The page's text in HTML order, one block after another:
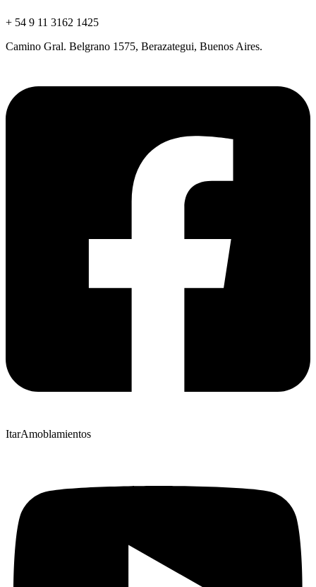
+ 54 9 11 3162 1425
Camino Gral. Belgrano 1575, Berazategui, Buenos Aires.
ItarAmoblamientos